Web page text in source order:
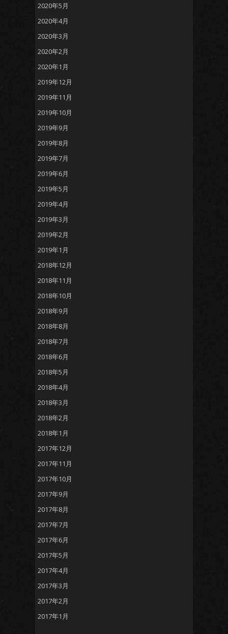
2020年5月
2020年4月
2020年3月
2020年2月
2020年1月
2019年12月
2019年11月
2019年10月
2019年9月
2019年8月
2019年7月
2019年6月
2019年5月
2019年4月
2019年3月
2019年2月
2019年1月
2018年12月
2018年11月
2018年10月
2018年9月
2018年8月
2018年7月
2018年6月
2018年5月
2018年4月
2018年3月
2018年2月
2018年1月
2017年12月
2017年11月
2017年10月
2017年9月
2017年8月
2017年7月
2017年6月
2017年5月
2017年4月
2017年3月
2017年2月
2017年1月